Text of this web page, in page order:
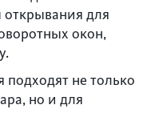
открывания для
окон,
не только
но и для